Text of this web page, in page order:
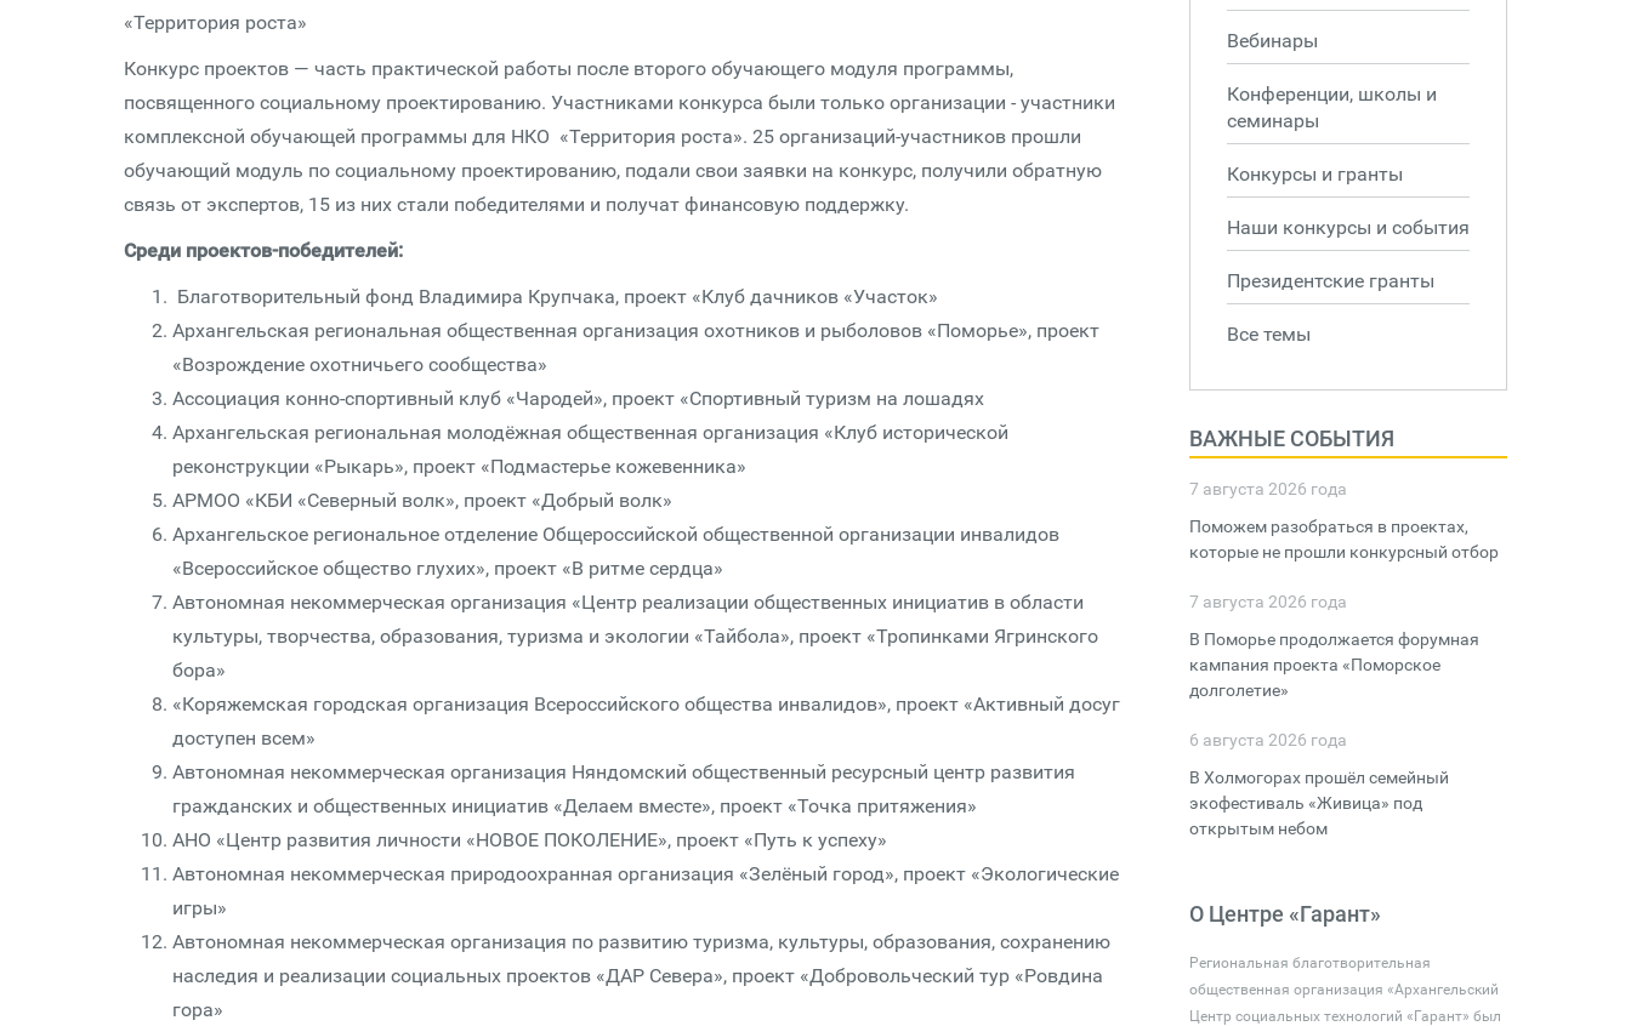
«Территория роста»
Конкурс проектов — часть практической работы после второго обучающего модуля программы,
посвященного социальному проектированию. Участниками конкурса были только организации - участники
комплексной обучающей программы для НКО «Территория роста». 25 организаций-участников прошли
обучающий модуль по социальному проектированию, подали свои заявки на конкурс, получили обратную
связь от экспертов, 15 из них стали победителями и получат финансовую поддержку.
Среди проектов-победителей:
Благотворительный фонд Владимира Крупчака, проект «Клуб дачников «Участок»
Архангельская региональная общественная организация охотников и рыболовов «Поморье», проект
«Возрождение охотничьего сообщества»
Ассоциация конно-спортивный клуб «Чародей», проект «Спортивный туризм на лошадях
Архангельская региональная молодёжная общественная организация «Клуб исторической
реконструкции «Рыкарь», проект «Подмастерье кожевенника»
АРМОО «КБИ «Северный волк», проект «Добрый волк»
Архангельское региональное отделение Общероссийской общественной организации инвалидов
«Всероссийское общество глухих», проект «В ритме сердца»
Автономная некоммерческая организация «Центр реализации общественных инициатив в области
культуры, творчества, образования, туризма и экологии «Тайбола», проект «Тропинками Ягринского
бора»
«Коряжемская городская организация Всероссийского общества инвалидов», проект «Активный досуг
доступен всем»
Автономная некоммерческая организация Няндомский общественный ресурсный центр развития
гражданских и общественных инициатив «Делаем вместе», проект «Точка притяжения»
АНО «Центр развития личности «НОВОЕ ПОКОЛЕНИЕ», проект «Путь к успеху»
Автономная некоммерческая природоохранная организация «Зелёный город», проект «Экологические
игры»
Автономная некоммерческая организация по развитию туризма, культуры, образования, сохранению
наследия и реализации социальных проектов «ДАР Севера», проект «Добровольческий тур «Ровдина
гора»
Вебинары
Конференции, школы и
семинары
Конкурсы и гранты
Наши конкурсы и события
Президентские гранты
Все темы
ВАЖНЫЕ СОБЫТИЯ
7 августа 2026 года
Поможем разобраться в проектах,
которые не прошли конкурсный отбор
7 августа 2026 года
В Поморье продолжается форумная
кампания проекта «Поморское
долголетие»
6 августа 2026 года
В Холмогорах прошёл семейный
экофестиваль «Живица» под
открытым небом
О Центре «Гарант»
Региональная благотворительная
общественная организация «Архангельский
Центр социальных технологий «Гарант» был